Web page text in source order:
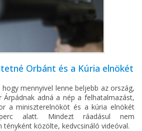
Orbánt és a Kúria elnökét
mennyivel lenne beljebb az ország,
Árpádnak adná a nép a felhatalmazást,
a miniszterelnököt és a kúria elnökét
alatt. Mindezt ráadásul nem
közölte, kedvcsináló videóval.